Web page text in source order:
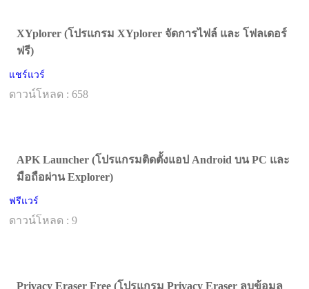
XYplorer (โปรแกรม XYplorer จัดการไฟล์ และ โฟลเดอร์
ฟรี)
แชร์แวร์
ดาวน์โหลด : 658
APK Launcher (โปรแกรมติดตั้งแอป Android บน PC และ
มือถือผ่าน Explorer)
ฟรีแวร์
ดาวน์โหลด : 9
Privacy Eraser Free (โปรแกรม Privacy Eraser ลบข้อมูล